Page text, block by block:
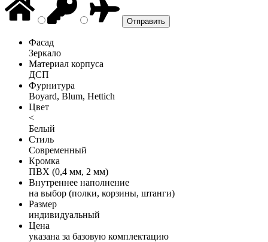
Фасад
Зеркало
Материал корпуса
ДСП
Фурнитура
Boyard, Blum, Hettich
Цвет
<
Белый
Стиль
Современный
Кромка
ПВХ (0,4 мм, 2 мм)
Внутреннее наполнение
на выбор (полки, корзины, штанги)
Размер
индивидуальный
Цена
указана за базовую комплектацию